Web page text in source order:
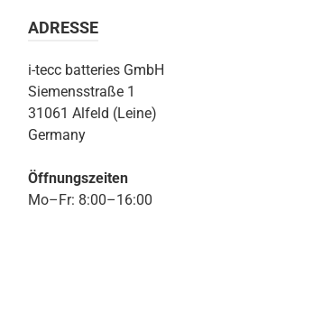
ADRESSE
i-tecc batteries GmbH
Siemensstraße 1
31061 Alfeld (Leine)
Germany
Öffnungszeiten
Mo–Fr: 8:00–16:00